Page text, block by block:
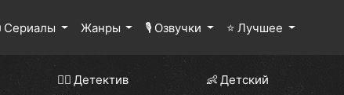
Сериалы Жанры 🎙 Озвучки ⭐ Лучшее
🕵️‍♂️ Детектив 👶 Детский